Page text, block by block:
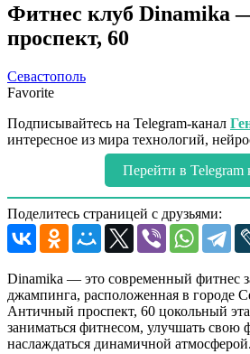
Фитнес клуб Dinamika
проспект, 60
Севастополь
Favorite
Подписывайтесь на Telegram-канал
интересное из мира технологий,
Перейти в Telegram
Поделитесь страницей с друзьями:
Dinamika — это современный фитнес
джампинга, расположенная в городе
Античный проспект, 60 цокольный
заниматься фитнесом, улучшать свою
наслаждаться динамичной атмосферой.